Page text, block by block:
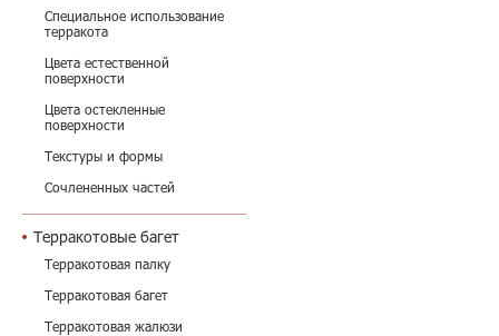
Специальное использование
терракота
Цвета естественной
поверхности
Цвета остекленные
поверхности
Текстуры и формы
Сочлененных частей
Терракотовые багет
Терракотовая палку
Терракотовая багет
Терракотовая жалюзи